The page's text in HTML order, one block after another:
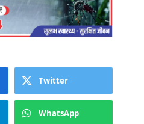
Twitter
WhatsApp